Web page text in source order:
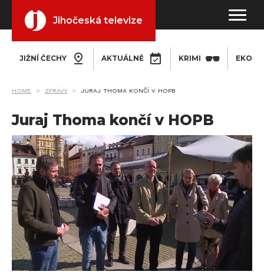
Jihočeská televize
JIŽNÍ ČECHY AKTUÁLNĚ KRIMI
HOME ZPRÁVY JURAJ THOMA KONČÍ V HOPB
Juraj Thoma končí v HOPB